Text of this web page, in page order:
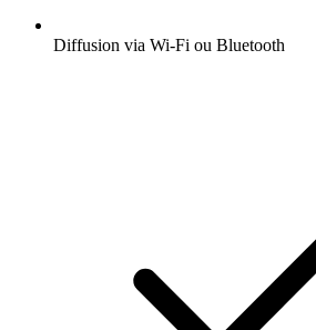
Diffusion via Wi-Fi ou Bluetooth